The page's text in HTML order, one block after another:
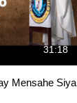
31:18
Mensahe Siya